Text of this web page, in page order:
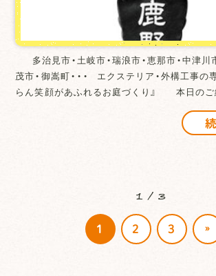
多治見市・土岐市・瑞浪市・恵那市・中津川
茂市・御嵩町・・・ エクステリア・外構工事の
らん笑顔があふれるお庭づくり』 本日の
1 / 3
1 2 3 »